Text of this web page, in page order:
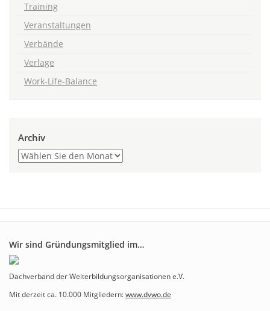
Training
Veranstaltungen
Verbände
Verlage
Work-Life-Balance
Archiv
Wir sind Gründungsmitglied im…
Dachverband der Weiterbildungsorganisationen e.V.
Mit derzeit ca. 10.000 Mitgliedern:www.dvwo.de